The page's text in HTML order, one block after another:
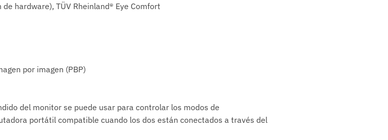
hardware), TÜV Rheinland® Eye Comfort
por imagen (PBP)
del monitor se puede usar para controlar los modos de
portátil compatible cuando los dos están conectados a través del